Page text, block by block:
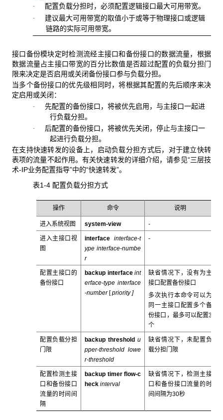
· 配置负载分担时，必须配置逻辑接口最大可用带宽。
· 建议最大可用带宽的取值小于或等于物理接口或逻辑
链路的实际可用带宽。
接口备份模块定时检测流经主接口和备份接口的数据流量，根据
数据流量占主接口带宽的百分比数值是否超过配置的负载分担门
限来决定是否启用或关闭备份接口参与负载分担。
当多个备份接口的优先级相同时，将根据其配置的先后顺序来决
定启用或关闭：
· 先配置的备份接口，将被优先启用，与主接口一起进
行负载分担。
· 后配置的备份接口，将被优先关闭，停止与主接口一
起进行负载分担。
在支持快速转发的设备上，启动负载分担方式后，对于建立快转
表项的流量不起作用。有关快速转发的详细介绍，请参见“三层技
术-IP业务配置指导”中的“快速转发”。
表1-4 配置负载分担方式
操作 命令 说明
进入系统视图 system-view -
进入主接口视
图
interface interface-t
ype interface-numbe
r
-
配置主接口的
备份接口
backup interfaceint
erface-type interface
-number[priority ]
缺省情况下，没有为主
接口配置备份接口
多次执行本命令可以为
同一主接口配置多个备
份接口，最多可以配置3
个
配置负载分担
门限
backup threshold u
pper-threshold lowe
r-threshold
缺省情况下，未配置负
载分担门限
配置检测主接
口和备份接口
流量的时间间
隔
backup timer flow-c
heckinterval
缺省情况下，检测主接
口和备份接口流量的时
间间隔为30秒